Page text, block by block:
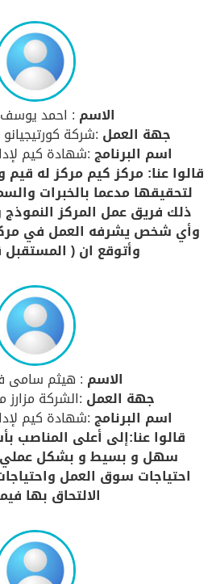
الاسم : احمد يوسف
جهة العمل :شركة
اسم البرنامج:شهادة كيم
قالوا عنا: مركز كيم مركز له
لتحقيقها مدعما بالخبرات
ذلك فريق عمل المركز النموذج
وأي شخص يشرفه العمل في
وأتوقع ان (
الاسم : هيثم سامى
جهة العمل :الشركة
اسم البرنامج:شهادة كيم
قالوا عنا:إلى أعلى المناصب
سهل و بسيط و بشكل
احتياجات سوق العمل
الالتحاق بها